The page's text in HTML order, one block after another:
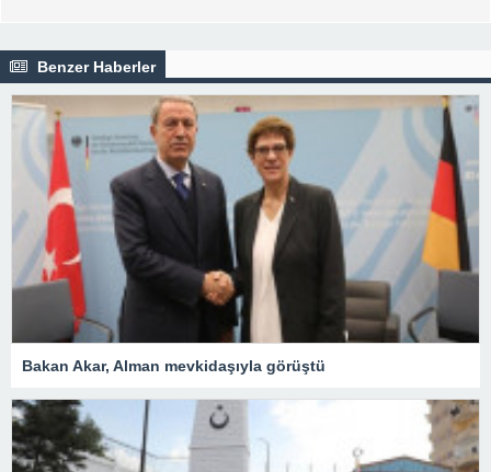
Benzer Haberler
Bakan Akar, Alman mevkidaşıyla görüştü